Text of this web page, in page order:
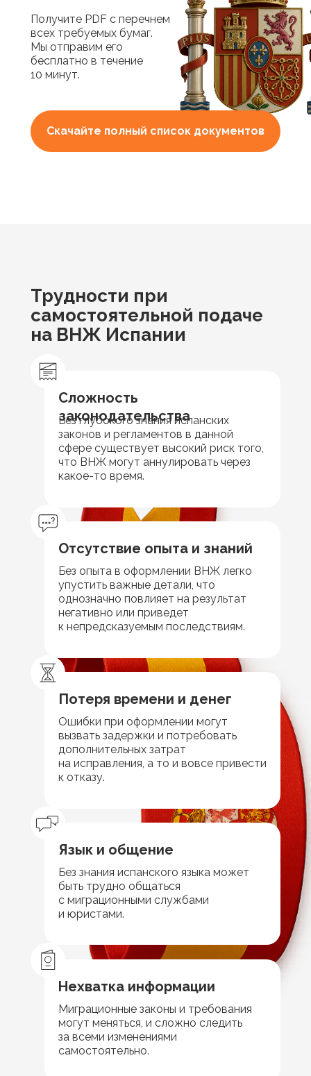
Скачайте полный список документов
Получите PDF с перечнем
всех требуемых бумаг.
Мы отправим его
бесплатно в течение
10 минут.
Без глубокого знания испанских
законов и регламентов в данной
сфере существует высокий риск того,
что ВНЖ могут аннулировать через
какое-то время.
Сложность
законодательства
Без опыта в оформлении ВНЖ легко
упустить важные детали, что
однозначно повлияет на результат
негативно или приведет
к непредсказуемым последствиям.
Отсутствие опыта и знаний
Ошибки при оформлении могут
вызвать задержки и потребовать
дополнительных затрат
на исправления, а то и вовсе привести
к отказу.
Потеря времени и денег
Без знания испанского языка может
быть трудно общаться
с миграционными службами
и юристами.
Язык и общение
Миграционные законы и требования
могут меняться, и сложно следить
за всеми изменениями
самостоятельно.
Нехватка информации
Трудности при
самостоятельной подаче
на ВНЖ Испании